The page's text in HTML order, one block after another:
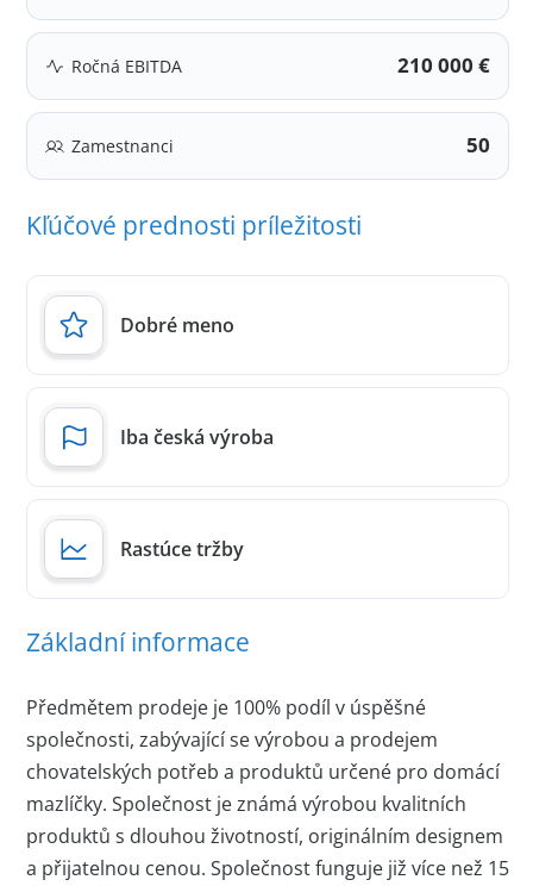
Ročná EBITDA 210 000 €
Zamestnanci 50
Kľúčové prednosti príležitosti
Dobré meno
Iba česká výroba
Rastúce tržby
Základní informace
Předmětem prodeje je 100% podíl v úspěšné
společnosti, zabývající se výrobou a prodejem
chovatelských potřeb a produktů určené pro domácí
mazlíčky. Společnost je známá výrobou kvalitních
produktů s dlouhou životností, originálním designem
a přijatelnou cenou. Společnost funguje již více než 15